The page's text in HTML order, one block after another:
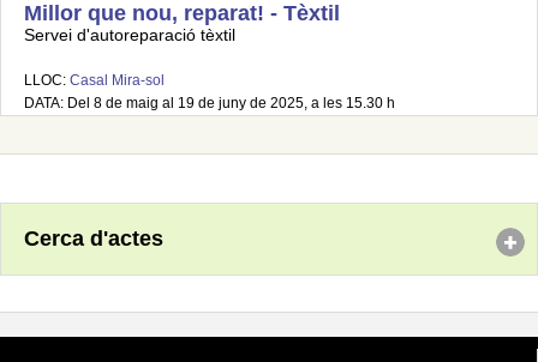
Millor que nou, reparat! - Tèxtil
Servei d'autoreparació tèxtil
LLOC: Casal Mira-sol
DATA: Del 8 de maig al 19 de juny de 2025, a les 15.30 h
Cerca d'actes